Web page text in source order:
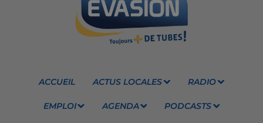
ACCUEIL ACTUS LOCALES RADIO
EMPLOI AGENDA PODCASTS